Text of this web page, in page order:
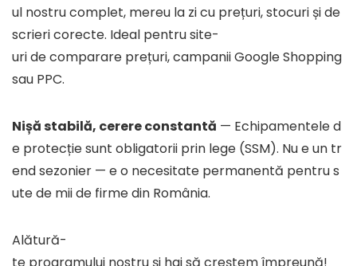
ul nostru complet, mereu la zi cu prețuri, stocuri și de
scrieri corecte. Ideal pentru site-
uri de comparare prețuri, campanii Google Shopping
sau PPC.
Nișă stabilă, cerere constantă — Echipamentele d
e protecție sunt obligatorii prin lege (SSM). Nu e un tr
end sezonier — e o necesitate permanentă pentru s
ute de mii de firme din România.
Alătură-